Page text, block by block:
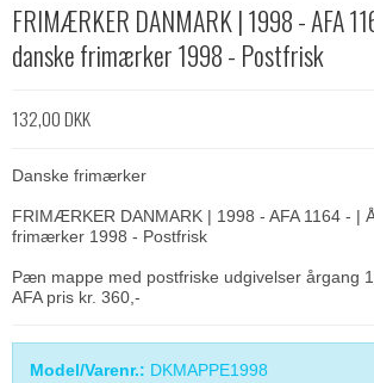
FRIMÆRKER DANMARK | 1998 - AFA
danske frimærker 1998 - Postfrisk
132,00 DKK
Danske frimærker
FRIMÆRKER DANMARK | 1998 - AFA 1164 - |
frimærker 1998 - Postfrisk
Pæn mappe med postfriske udgivelser årgang
AFA pris kr. 360,-
Model/Varenr.: DKMAPPE1998